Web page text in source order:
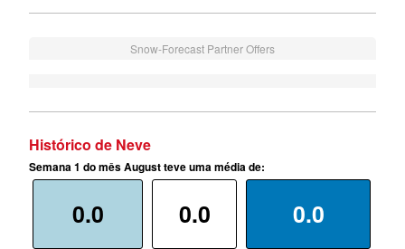
Snow-Forecast Partner Offers
Histórico de Neve
Semana 1 do mês August teve uma média de:
0.0 0.0 0.0